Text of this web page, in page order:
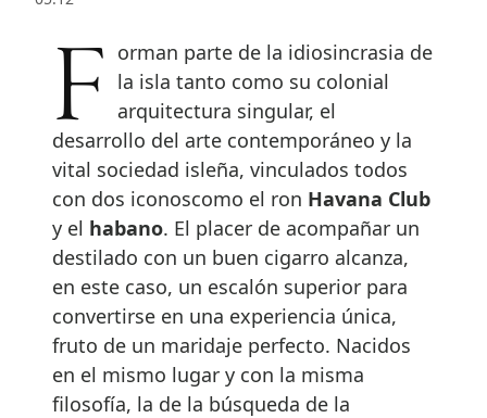
Forman parte de la idiosincrasia de la isla tanto como su colonial
arquitectura singular, el
desarrollo del arte contemporáneo y la
vital sociedad isleña, vinculados todos
con dos iconoscomo el ron Havana Club
y el habano. El placer de acompañar un
destilado con un buen cigarro alcanza,
en este caso, un escalón superior para
convertirse en una experiencia única,
fruto de un maridaje perfecto. Nacidos
en el mismo lugar y con la misma
filosofía, la de la búsqueda de la